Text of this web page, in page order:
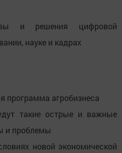
и решения цифровой
науке и кадрах
программа агробизнеса
такие острые и важные
и проблемы
новой экономической